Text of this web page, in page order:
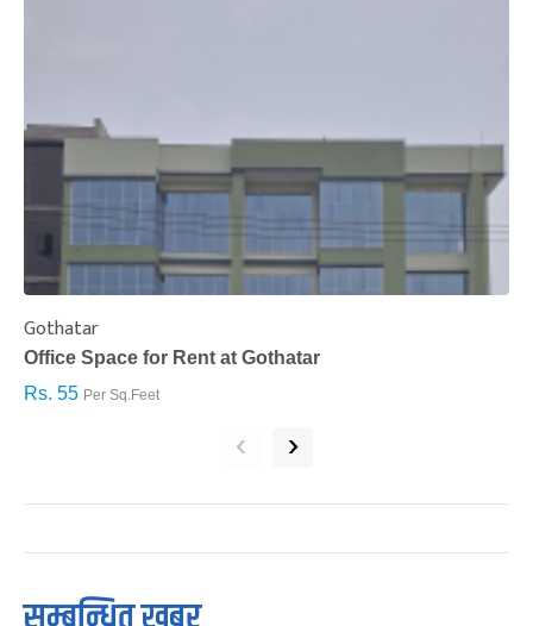
Gothatar
Office Space for Rent at Gothatar
Rs. 55 Per Sq.Feet
‹ ›